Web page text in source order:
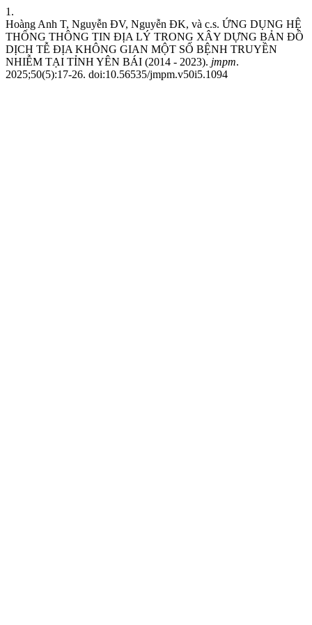
1.
Hoàng Anh T, Nguyễn ĐV, Nguyễn ĐK, và c.s. ỨNG DỤNG HỆ
THỐNG THÔNG TIN ĐỊA LÝ TRONG XÂY DỰNG BẢN ĐỒ
DỊCH TỄ ĐỊA KHÔNG GIAN MỘT SỐ BỆNH TRUYỀN
NHIỄM TẠI TỈNH YÊN BÁI (2014 - 2023). jmpm.
2025;50(5):17-26. doi:10.56535/jmpm.v50i5.1094